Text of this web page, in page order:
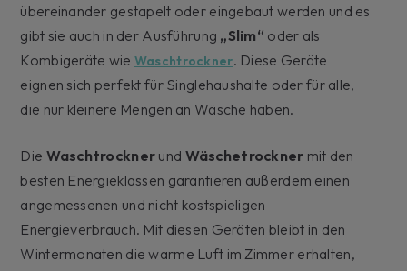
übereinander gestapelt oder eingebaut werden und es
gibt sie auch in der Ausführung „Slim“ oder als
Kombigeräte wie Waschtrockner. Diese Geräte
eignen sich perfekt für Singlehaushalte oder für alle,
die nur kleinere Mengen an Wäsche haben.
Die Waschtrockner und Wäschetrockner mit den
besten Energieklassen garantieren außerdem einen
angemessenen und nicht kostspieligen
Energieverbrauch. Mit diesen Geräten bleibt in den
Wintermonaten die warme Luft im Zimmer erhalten,